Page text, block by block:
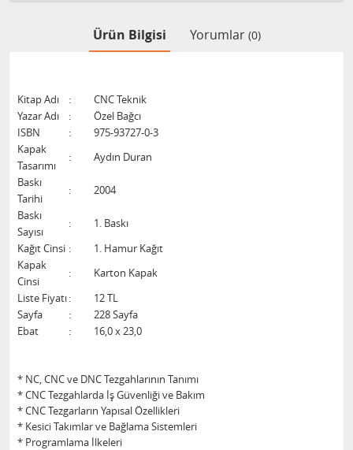
Ürün Bilgisi Yorumlar (0)
Kitap Adı :
CNC Teknik
Yazar Adı
:
Özel Bağcı
ISBN
:
975-93727-0-3
Kapak
Tasarımı
:
Aydın Duran
Baskı
Tarihi
:
2004
Baskı
Sayısı
:
1. Baskı
Kağıt Cinsi :
1. Hamur Kağıt
Kapak
Cinsi
:
Karton Kapak
Liste Fiyatı:
12 TL
Sayfa
:
228 Sayfa
Ebat
: 16,0 x 23,0
* NC, CNC ve DNC Tezgahlarının Tanımı
* CNC Tezgahlarda İş Güvenliği ve Bakım
* CNC Tezgarların Yapısal Özellikleri
* Kesici Takımlar ve Bağlama Sistemleri
* Programlama İlkeleri